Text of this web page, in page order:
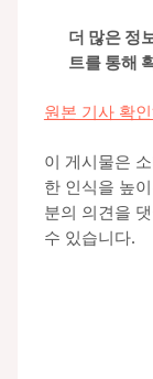
더 많은 정
트를 통해
원본 기사 확
이 게시물은
한 인식을 높
분의 의견을
수 있습니다.